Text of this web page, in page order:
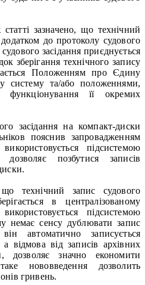
зазначено, що технічний
до протоколу судового
судового засідання приєднується
зберігання технічного запису
Положенням про Єдину
систему та/або положеннями,
її окремих
засідання на компакт-диски
пояснив запровадженням
підсистемою
дозволяє позбутися записів
технічний запис судового
в централізованому
підсистемою
немає сенсу дублювати запис
автоматично записується
відмова від записів архівних
дозволяє значно економити
нововведення дозволить
гривень.